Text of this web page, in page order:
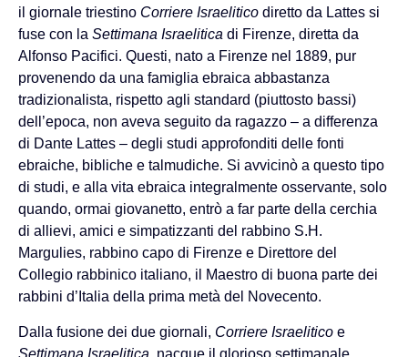
il giornale triestino Corriere Israelitico diretto da Lattes si
fuse con la Settimana Israelitica di Firenze, diretta da
Alfonso Pacifici. Questi, nato a Firenze nel 1889, pur
provenendo da una famiglia ebraica abbastanza
tradizionalista, rispetto agli standard (piuttosto bassi)
dell’epoca, non aveva seguito da ragazzo – a differenza
di Dante Lattes – degli studi approfonditi delle fonti
ebraiche, bibliche e talmudiche. Si avvicinò a questo tipo
di studi, e alla vita ebraica integralmente osservante, solo
quando, ormai giovanetto, entrò a far parte della cerchia
di allievi, amici e simpatizzanti del rabbino S.H.
Margulies, rabbino capo di Firenze e Direttore del
Collegio rabbinico italiano, il Maestro di buona parte dei
rabbini d’Italia della prima metà del Novecento.
Dalla fusione dei due giornali, Corriere Israelitico e
Settimana Israelitica , nacque il glorioso settimanale